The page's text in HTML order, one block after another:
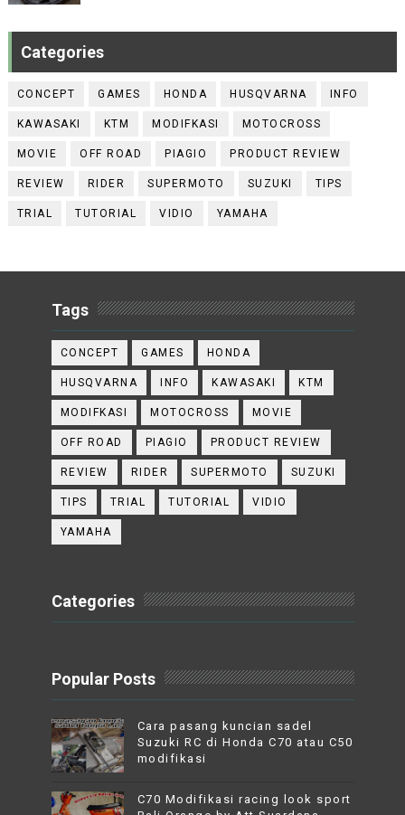
Categories
CONCEPT GAMES HONDA HUSQVARNA INFO
KAWASAKI KTM MODIFKASI MOTOCROSS
MOVIE OFF ROAD PIAGIO PRODUCT REVIEW
REVIEW RIDER SUPERMOTO SUZUKI TIPS
TRIAL TUTORIAL VIDIO YAMAHA
Tags
CONCEPT GAMES HONDA
HUSQVARNA INFO KAWASAKI KTM
MODIFKASI MOTOCROSS MOVIE
OFF ROAD PIAGIO PRODUCT REVIEW
REVIEW RIDER SUPERMOTO SUZUKI
TIPS TRIAL TUTORIAL VIDIO
YAMAHA
Categories
Popular Posts
Cara pasang kuncian sadel
Suzuki RC di Honda C70 atau C50
modifikasi
C70 Modifikasi racing look sport